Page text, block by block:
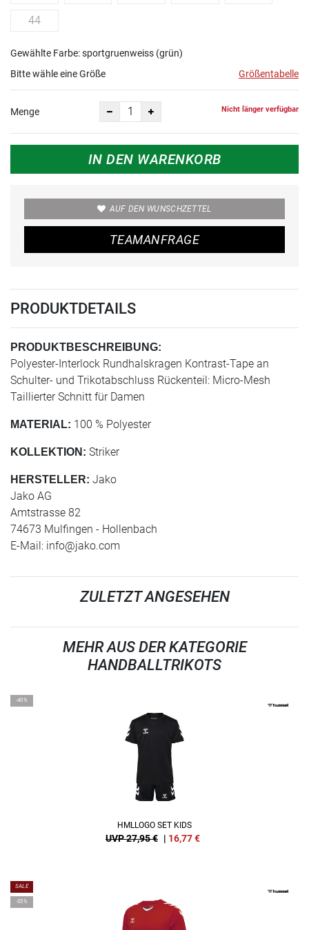
44
Gewählte Farbe: sportgruenweiss (grün)
Bitte wähle eine Größe
Größentabelle
Menge Nicht länger verfügbar
IN DEN WARENKORB
AUF DEN WUNSCHZETTEL
TEAMANFRAGE
PRODUKTDETAILS
PRODUKTBESCHREIBUNG:
Polyester-Interlock Rundhalskragen Kontrast-Tape an
Schulter- und Trikotabschluss Rückenteil: Micro-Mesh
Taillierter Schnitt für Damen
MATERIAL: 100 % Polyester
KOLLEKTION: Striker
HERSTELLER: Jako
Jako AG
Amtstrasse 82
74673 Mulfingen - Hollenbach
E-Mail: info@jako.com
ZULETZT ANGESEHEN
MEHR AUS DER KATEGORIE
HANDBALLTRIKOTS
-40%
HMLLOGO SET KIDS
UVP 27,95 € | 16,77€
SALE
-55%